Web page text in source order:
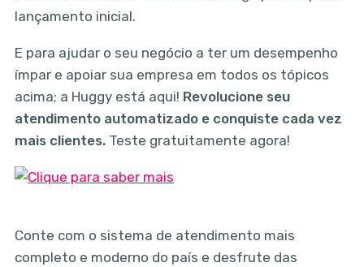
lançamento inicial.
E para ajudar o seu negócio a ter um desempenho
ímpar e apoiar sua empresa em todos os tópicos
acima; a Huggy está aqui! Revolucione seu
atendimento automatizado e conquiste cada vez
mais clientes.Teste gratuitamente agora!
Conte com o sistema de atendimento mais
completo e moderno do país e desfrute das